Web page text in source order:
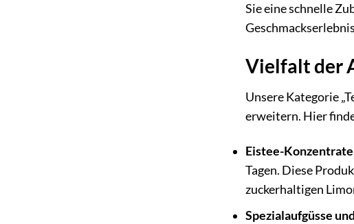
Sie eine schnelle
Vielfalt der
Unsere Kategorie
erweitern. Hier
Eistee-
Tagen. Diese
zuckerhaltigen
Spezialaufgüsse